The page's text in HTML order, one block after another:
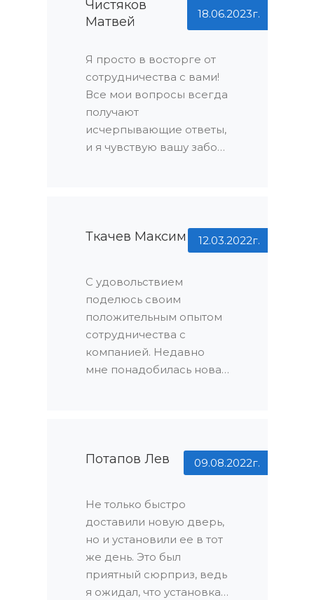
Вы всегда идете на
встречу, решаете любые
Спасибо!
Чистяков
Матвей
18.06.2023г.
Я просто в восторге от
сотрудничества с вами!
Все мои вопросы всегда
получают
исчерпывающие ответы,
и я чувствую вашу заботу
Ткачев Максим 12.03.2022г.
С удовольствием
поделюсь своим
положительным опытом
сотрудничества с
компанией. Недавно
мне понадобилась новая
огромным
всегда оказывается в
наличии. Я нашел
идеальную дверь для
своего дома без каких-
либо проблем.
Потапов Лев 09.08.2022г.
Не только быстро
доставили новую дверь,
но и установили ее в тот
же день. Это был
приятный сюрприз, ведь
я ожидал, что установка